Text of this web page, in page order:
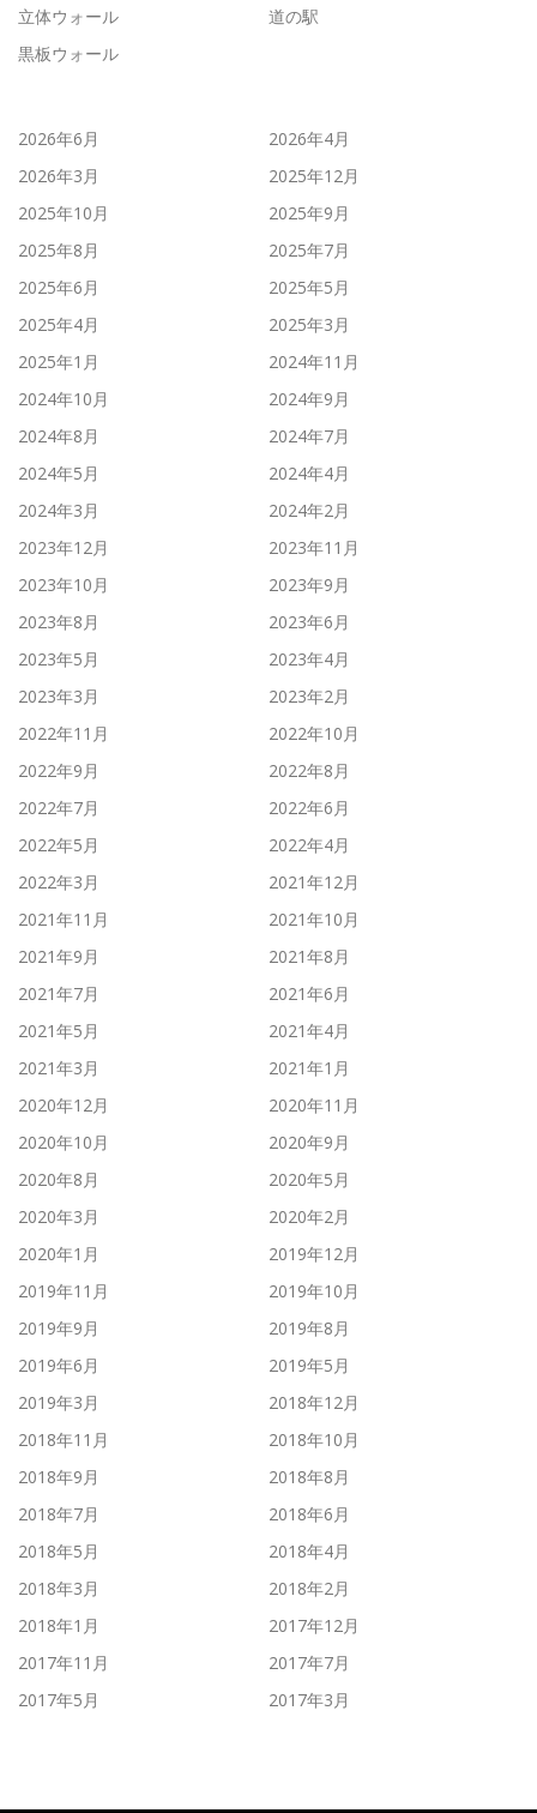
立体ウォール
道の駅
黒板ウォール
2026年6月
2026年4月
2026年3月
2025年12月
2025年10月
2025年9月
2025年8月
2025年7月
2025年6月
2025年5月
2025年4月
2025年3月
2025年1月
2024年11月
2024年10月
2024年9月
2024年8月
2024年7月
2024年5月
2024年4月
2024年3月
2024年2月
2023年12月
2023年11月
2023年10月
2023年9月
2023年8月
2023年6月
2023年5月
2023年4月
2023年3月
2023年2月
2022年11月
2022年10月
2022年9月
2022年8月
2022年7月
2022年6月
2022年5月
2022年4月
2022年3月
2021年12月
2021年11月
2021年10月
2021年9月
2021年8月
2021年7月
2021年6月
2021年5月
2021年4月
2021年3月
2021年1月
2020年12月
2020年11月
2020年10月
2020年9月
2020年8月
2020年5月
2020年3月
2020年2月
2020年1月
2019年12月
2019年11月
2019年10月
2019年9月
2019年8月
2019年6月
2019年5月
2019年3月
2018年12月
2018年11月
2018年10月
2018年9月
2018年8月
2018年7月
2018年6月
2018年5月
2018年4月
2018年3月
2018年2月
2018年1月
2017年12月
2017年11月
2017年7月
2017年5月
2017年3月